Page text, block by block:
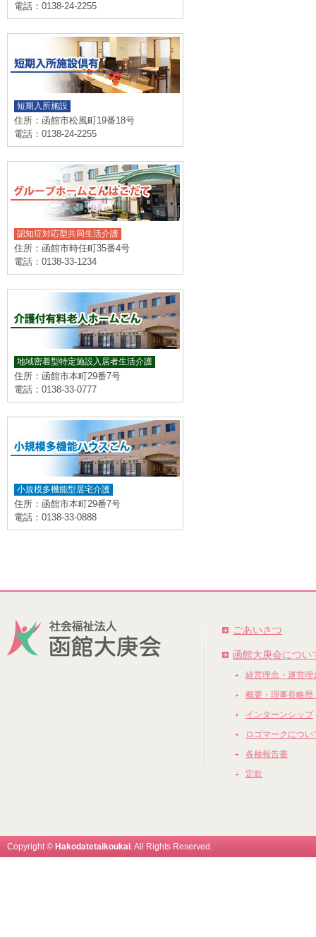
電話：0138-24-2255
短期入所施設
住所：函館市松風町19番18号
電話：0138-24-2255
認知症対応型共同生活介護
住所：函館市時任町35番4号
電話：0138-33-1234
地域密着型特定施設入居者生活介護
住所：函館市本町29番7号
電話：0138-33-0777
小規模多機能型居宅介護
住所：函館市本町29番7号
電話：0138-33-0888
ごあいさつ
函館大庚会につい
経営理念・運営理
概要・理事長略歴
インターンシップ
ロゴマークについ
各種報告書
定款
Copyright © Hakodatetaikoukai. All Rights Reserved.